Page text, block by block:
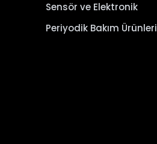
Sensör ve Elektronik
Periyodik Bakım Ürünleri